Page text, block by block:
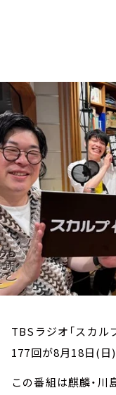
トピックス
TBS
お知らせ
イベント・グ
YouTube
会社情報
TBSラジオ「スカ
177回が8月18日(日
この番組は麒麟・川